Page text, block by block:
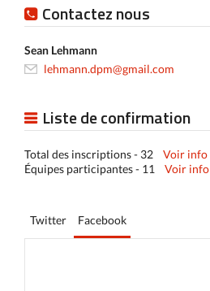
Contactez nous
Sean Lehmann
lehmann.dpm@gmail.com
Liste de confirmation
Total des inscriptions - 32 Voir info
Équipes participantes - 11 Voir info
Twitter Facebook